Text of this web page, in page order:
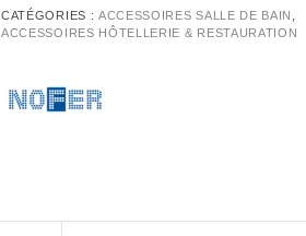
CATÉGORIES : ACCESSOIRES SALLE DE BAIN ,
ACCESSOIRES HÔTELLERIE & RESTAURATION